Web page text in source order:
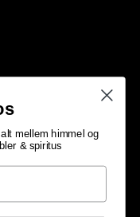
mellem himmel og
& spiritus